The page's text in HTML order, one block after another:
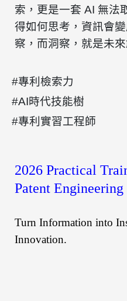
索，更是一套 AI 無法
得如何思考，資訊會
察，而洞察，就是未
#專利檢索力
#AI時代技能樹
#專利實習工程師
2026 Practical
Patent Engineering
Turn Information into
Innovation.